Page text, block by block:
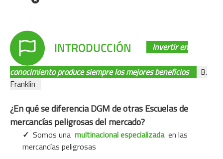
Invertir en
conocimiento produce siempre los mejores beneficios
B.
Franklin
¿En qué se diferencia DGM de otras Escuelas de
mercancías peligrosas del mercado?
✓ Somos una multinacional especializada en las
mercancías peligrosas